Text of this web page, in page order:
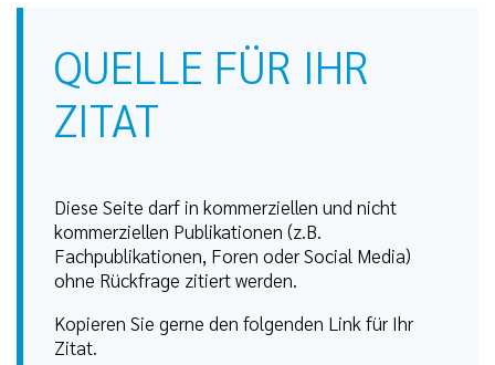
QUELLE FÜR IHR
ZITAT
Diese Seite darf in kommerziellen und nicht
kommerziellen Publikationen (z.B.
Fachpublikationen, Foren oder Social Media)
ohne Rückfrage zitiert werden.
Kopieren Sie gerne den folgenden Link für Ihr
Zitat.